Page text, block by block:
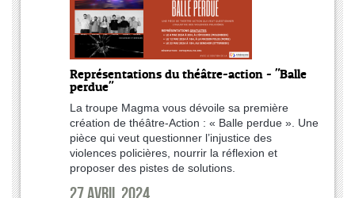
Représentations du théâtre-action - "Balle
perdue"
La troupe Magma vous dévoile sa première
création de théâtre-Action : « Balle perdue ». Une
pièce qui veut questionner l’injustice des
violences policières, nourrir la réflexion et
proposer des pistes de solutions.
27 avril 2024